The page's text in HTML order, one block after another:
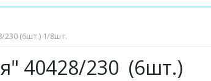
(6шт.) 1/8шт.
40428/230 (6шт.)